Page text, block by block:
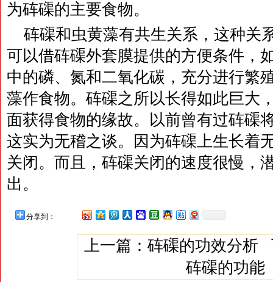
为砗磲的主要食物。
砗磲和虫黄藻有共生关系，这种关
可以借砗磲外套膜提供的方便条件，
中的磷、氮和二氧化碳，充分进行繁
藻作食物。砗磲之所以长得如此巨大
面获得食物的缘故。以前曾有过砗磲
这实为无稽之谈。因为砗磲上生长着
关闭。而且，砗磲关闭的速度很慢，
出。
分享到：
上一篇：砗磲的功效分析
砗磲的功能